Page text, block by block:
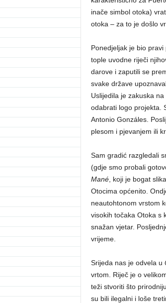
inače simbol otoka)
otoka – za to je došlo
Ponedjeljak je bio
tople uvodne riječi
darove i zaputili se
svake države
Uslijedila je zakuska
odabrati logo projekta.
Antonio Gonzáles.
plesom i pjevanjem ili
Sam gradić razgledali
(gdje smo probali
Mané, koji je bogat
Otocima općenito.
neautohtonom vrstom
visokih točaka Otoka s
snažan vjetar.
vrijeme.
Srijeda nas je odvela u
vrtom. Riječ je o
teži stvoriti što
su bili ilegalni i loše